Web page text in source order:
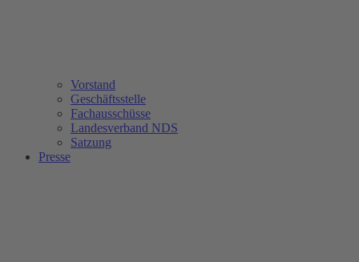
Vorstand
Geschäftsstelle
Fachausschüsse
Landesverband NDS
Satzung
Presse